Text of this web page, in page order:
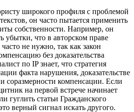
широкого профиля с проблемой
он часто пытается применить
собственности. Например, он
убытки, что в авторском праве
не нужно, так как закон
без доказательства
по IP знает, что стратегия
факта нарушения, доказательстве
соразмерности компенсации. Если
на первой встрече начинает
гуглить статьи Гражданского
верный сигнал искать другого.